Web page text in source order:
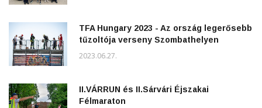
TFA Hungary 2023 - Az ország legerősebb
tűzoltója verseny Szombathelyen
2023.06.27.
II.VÁRRUN és II.Sárvári Éjszakai
Félmaraton